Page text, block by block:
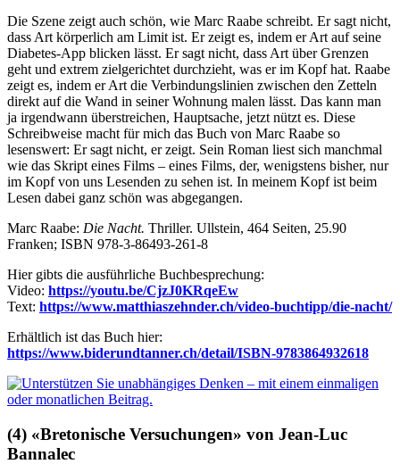
Die Szene zeigt auch schön, wie Marc Raabe schreibt. Er sagt nicht,
dass Art körperlich am Limit ist. Er zeigt es, indem er Art auf seine
Diabetes-App blicken lässt. Er sagt nicht, dass Art über Grenzen
geht und extrem zielgerichtet durchzieht, was er im Kopf hat. Raabe
zeigt es, indem er Art die Verbindungslinien zwischen den Zetteln
direkt auf die Wand in seiner Wohnung malen lässt. Das kann man
ja irgendwann überstreichen, Hauptsache, jetzt nützt es. Diese
Schreibweise macht für mich das Buch von Marc Raabe so
lesenswert: Er sagt nicht, er zeigt. Sein Roman liest sich manchmal
wie das Skript eines Films – eines Films, der, wenigstens bisher, nur
im Kopf von uns Lesenden zu sehen ist. In meinem Kopf ist beim
Lesen dabei ganz schön was abgegangen.
Marc Raabe: Die Nacht. Thriller. Ullstein, 464 Seiten, 25.90
Franken; ISBN 978-3-86493-261-8
Hier gibts die ausführliche Buchbesprechung:
Video: https://youtu.be/CjzJ0KRqeEw
Text: https://www.matthiaszehnder.ch/video-buchtipp/die-nacht/
Erhältlich ist das Buch hier:
https://www.biderundtanner.ch/detail/ISBN-9783864932618
(4) «Bretonische Versuchungen» von Jean-Luc
Bannalec